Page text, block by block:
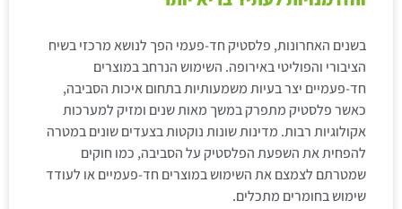
בשנים האחרונות, פלסטיק חד-פעמי הפך לנושא מרכזי בשיח
הציבורי והפוליטי באירופה. השימוש הנרחב במוצרים
חד-פעמיים יצר בעיות משמעותיות בתחום איכות הסביבה,
כאשר פלסטיק מתפרק במשך מאות שנים ומזיק למערכות
אקולוגיות רבות. מדינות שונות נוקטות בצעדים שונים במטרה
להפחית את השפעת הפלסטיק על הסביבה, כמו חוקים
שמטרתם לצמצם את השימוש במוצרים חד-פעמיים או לעודד
שימוש בחומרים מתכלים.